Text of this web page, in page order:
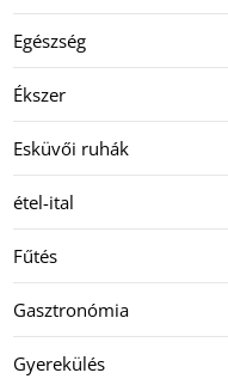
Egészség
Ékszer
Esküvői ruhák
étel-ital
Fűtés
Gasztronómia
Gyerekülés